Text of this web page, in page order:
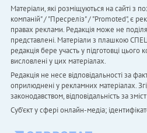
Матеріали, які розміщуються на сайті з
компаній" / "Пресреліз" / "Promoted", є
правах реклами. Редакція може не
представлені. Матеріали з плашкою
редакція бере участь у підготовці цього
висловлені у цих матеріалах.
Редакція не несе відповідальності за
оприлюднені у рекламних матеріалах.
законодавством, відповідальність за
Cуб'єкт у сфері онлайн-медіа;